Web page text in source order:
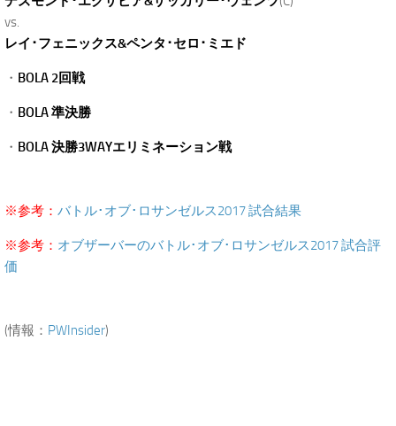
vs.
レイ･フェニックス&ペンタ･セロ･ミエド
・ BOLA 2回戦
・ BOLA 準決勝
・ BOLA 決勝3WAYエリミネーション戦
※参考： バトル･オブ･ロサンゼルス2017 試合結果
※参考： オブザーバーのバトル･オブ･ロサンゼルス2017 試合評
価
(情報： PWInsider)